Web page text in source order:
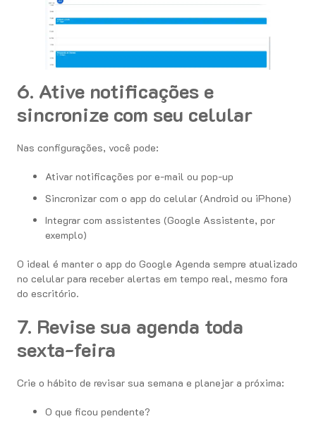
6. Ative notificações e
sincronize com seu celular
Nas configurações, você pode:
Ativar notificações por e-mail ou pop-up
Sincronizar com o app do celular (Android ou iPhone)
Integrar com assistentes (Google Assistente, por
exemplo)
O ideal é manter o app do Google Agenda sempre atualizado
no celular para receber alertas em tempo real, mesmo fora
do escritório.
7. Revise sua agenda toda
sexta-feira
Crie o hábito de revisar sua semana e planejar a próxima:
O que ficou pendente?